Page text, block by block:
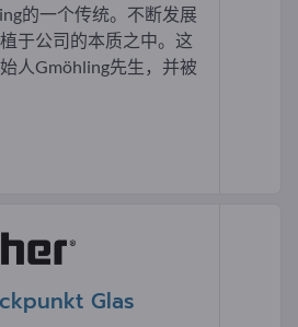
的一个传统。不断发展
于公司的本质之中。这
人Gmöhling先生，并被
Glas